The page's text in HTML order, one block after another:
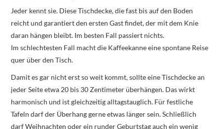
Jeder kennt sie. Diese Tischdecke, die fast bis auf den Boden
reicht und garantiert den ersten Gast findet, der mit dem Knie
daran hängen bleibt. Im besten Fall passiert nichts.
Im schlechtesten Fall macht die Kaffeekanne eine spontane Reise
quer über den Tisch.
Damit es gar nicht erst so weit kommt, sollte eine Tischdecke an
jeder Seite etwa 20 bis 30 Zentimeter überhängen. Das wirkt
harmonisch und ist gleichzeitig alltagstauglich. Für festliche
Tafeln darf der Überhang gerne etwas länger sein. Schließlich
darf Weihnachten oder ein runder Geburtstag auch ein wenig